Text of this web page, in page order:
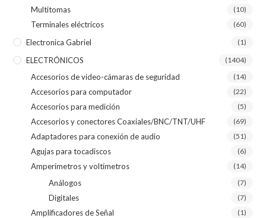
Multitomas (10)
Terminales eléctricos (60)
Electronica Gabriel (1)
ELECTRÓNICOS (1404)
Accesorios de video-cámaras de seguridad (14)
Accesorios para computador (22)
Accesorios para medición (5)
Accesorios y conectores Coaxiales/BNC/TNT/UHF (69)
Adaptadores para conexión de audio (51)
Agujas para tocadiscos (6)
Amperímetros y voltímetros (14)
Análogos (7)
Digitales (7)
Amplificadores de Señal (1)